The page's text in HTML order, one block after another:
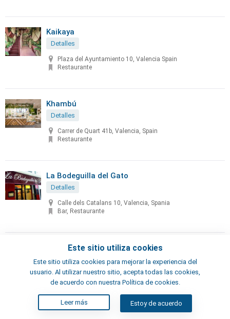
Kaikaya
Detalles
Plaza del Ayuntamiento 10, Valencia Spain
Restaurante
Khambú
Detalles
Carrer de Quart 41b, Valencia, Spain
Restaurante
La Bodeguilla del Gato
Detalles
Calle dels Catalans 10, Valencia, Spania
Bar, Restaurante
La Cambra dels Sentits
Detalles
CaCalle Redolins, 27, El Palmar, Valencia, España
Restaurante
Este sitio utiliza cookies
Este sitio utiliza cookies para mejorar la experiencia del
usuario. Al utilizar nuestro sitio, acepta todas las cookies,
de acuerdo con nuestra Política de cookies.
Leer más Estoy de acuerdo